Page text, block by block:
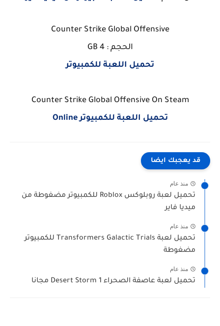
Counter Strike Global Offensive
الحجم : 4 GB
تحميل اللعبة للكمبيوتر
Counter Strike Global Offensive On Steam
تحميل اللعبة للكمبيوتر Online
قد يعجبك ايضا
منذ عام
تحميل لعبة روبلوكس Roblox للكمبيوتر مضغوطة من
ميديا فاير
منذ عام
تحميل لعبة Transformers Galactic Trials للكمبيوتر
مضغوطة
منذ عام
تحميل لعبة عاصفة الصحراء Desert Storm 1 مجانا